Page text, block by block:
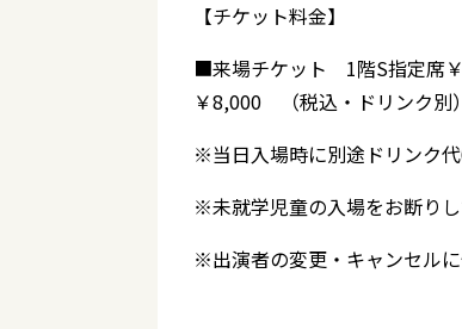
【チケット料金】
■来場チケット 1階S指定席￥
￥8,000 （税込・ドリンク別）
※当日入場時に別途ドリンク代
※未就学児童の入場をお断りし
※出演者の変更・キャンセル